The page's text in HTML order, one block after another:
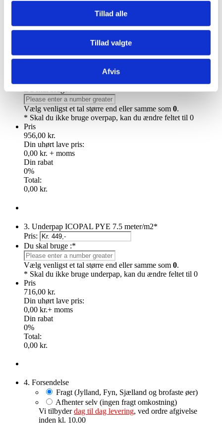
Tillad alle
Tillad valgte
Afvis
Forskellen ligger i længden.
Icopal WF er i 7,5 meters længde og omkring Kr. 10,- dyrere
pr. m2 end Icopal PYE som er 5 meter i længde.
derved Kr. 10,- pr. m2.
Icopal WF i 7,5 meters længde, vælges kun, hvis man vil
undgå en samling og ens tag er tæt på de 7,5 meter i længde.
Det er helt normalt at have samlinger, og derfor vælger de
Vælg venligst et tal større end eller samme som 0.
* Skal du ikke bruge overpap, kan du ændre feltet til 0
Pris
956,00 kr.
Din uhørt lave pris:
0,00 kr. + moms
Din rabat
0%
Total:
0,00 kr.
3. Underpap ICOPAL PYE 7.5 meter/m2*
Pris:
Du skal bruge :*
Vælg venligst et tal større end eller samme som 0.
* Skal du ikke bruge underpap, kan du ændre feltet til 0
Pris
716,00 kr.
Din uhørt lave pris:
0,00 kr.+ moms
Din rabat
0%
Total:
0,00 kr.
4. Forsendelse
Fragt (Jylland, Fyn, Sjælland og brofaste øer)
Afhenter selv (ingen fragt omkostning)
Vi tilbyderdag til dag levering, ved ordre afgivelse
inden kl. 10.00